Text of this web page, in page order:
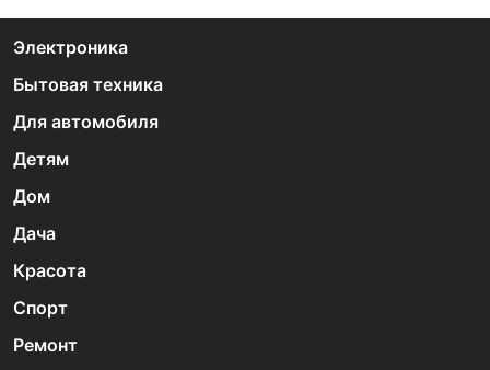
Электроника
Бытовая техника
Для автомобиля
Детям
Дом
Дача
Красота
Спорт
Ремонт